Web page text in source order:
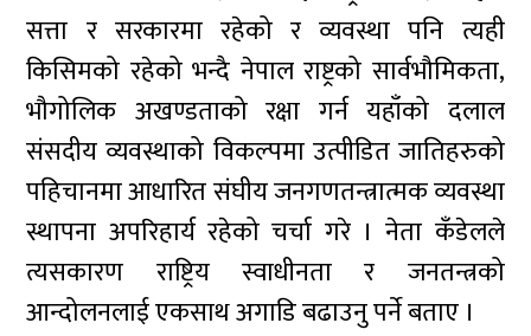
सत्ता र सरकारमा रहेको र व्यवस्था पनि त्यही
किसिमको रहेको भन्दै नेपाल राष्ट्रको सार्वभौमिकता,
भौगोलिक अखण्डताको रक्षा गर्न यहाँको दलाल
संसदीय व्यवस्थाको विकल्पमा उत्पीडित जातिहरुको
पहिचानमा आधारित संघीय जनगणतन्त्रात्मक व्यवस्था
स्थापना अपरिहार्य रहेको चर्चा गरे । नेता कँडेलले
त्यसकारण राष्ट्रिय स्वाधीनता र जनतन्त्रको
आन्दोलनलाई एकसाथ अगाडि बढाउनु पर्ने बताए ।